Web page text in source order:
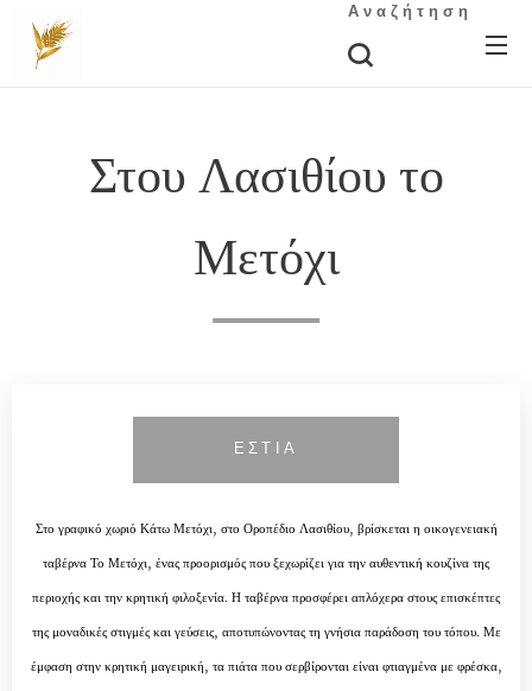
Αναζήτηση
Στου Λασιθίου το
Μετόχι
ΕΣΤΙΑ
Στο γραφικό χωριό Κάτω Μετόχι, στο Οροπέδιο Λασιθίου, βρίσκεται η οικογενειακή
ταβέρνα Το Μετόχι, ένας προορισμός που ξεχωρίζει για την αυθεντική κουζίνα της
περιοχής και την κρητική φιλοξενία. Η ταβέρνα προσφέρει απλόχερα στους επισκέπτες
της μοναδικές στιγμές και γεύσεις, αποτυπώνοντας τη γνήσια παράδοση του τόπου. Με
έμφαση στην κρητική μαγειρική, τα πιάτα που σερβίρονται είναι φτιαγμένα με φρέσκα,